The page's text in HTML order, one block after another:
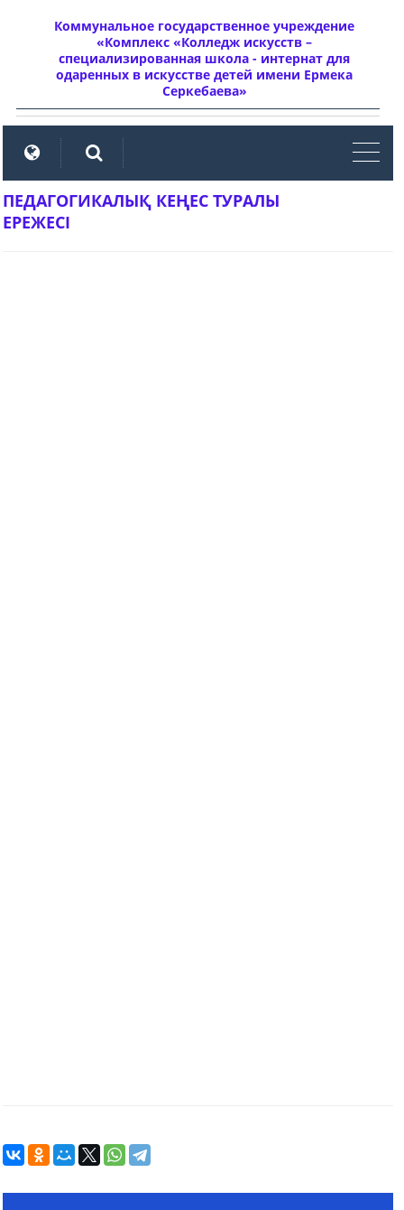
Коммунальное государственное учреждение
«Комплекс «Колледж искусств –
специализированная школа - интернат для
одаренных в искусстве детей имени Ермека
Серкебаева»
ПЕДАГОГИКАЛЫҚ КЕҢЕС ТУРАЛЫ
ЕРЕЖЕСІ